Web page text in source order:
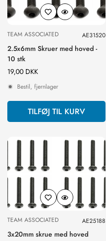
TEAM ASSOCIATED AE31520
2.5x6mm Skruer med hoved -
10 stk
Normal
pris
19,00 DKK
Bestil, fjernlager
TILFØJ TIL KURV
TEAM ASSOCIATED AE25188
3x20mm skrue med hoved